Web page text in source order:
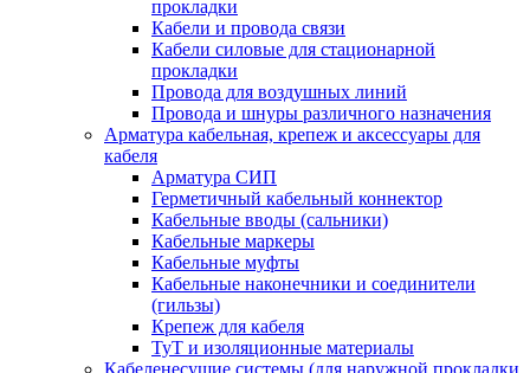
прокладки
Кабели и провода связи
Кабели силовые для стационарной
прокладки
Провода для воздушных линий
Провода и шнуры различного назначения
Арматура кабельная, крепеж и аксессуары для
кабеля
Арматура СИП
Герметичный кабельный коннектор
Кабельные вводы (сальники)
Кабельные маркеры
Кабельные муфты
Кабельные наконечники и соединители
(гильзы)
Крепеж для кабеля
ТуТ и изоляционные материалы
Кабеленесущие системы (для наружной прокладки